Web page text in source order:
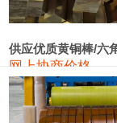
2202#硅
金属硅3303#-2202#
漆包线
网上协商价格